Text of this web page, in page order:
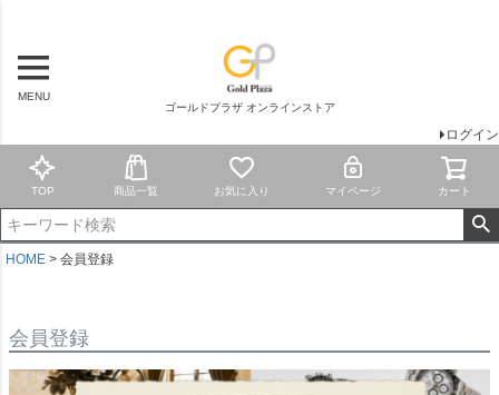
MENU
ゴールドプラザ オンラインストア
ログイン
TOP 商品一覧 お気に入り マイページ カート
HOME 会員登録
会員登録